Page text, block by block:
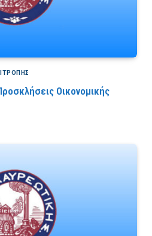
Οικονομικής